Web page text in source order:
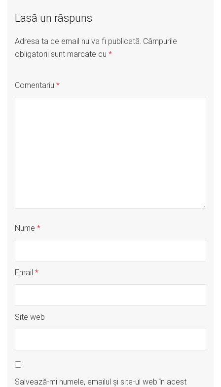
Lasă un răspuns
Adresa ta de email nu va fi publicată. Câmpurile
obligatorii sunt marcate cu *
Comentariu *
Nume *
Email *
Site web
Salvează-mi numele, emailul și site-ul web în acest